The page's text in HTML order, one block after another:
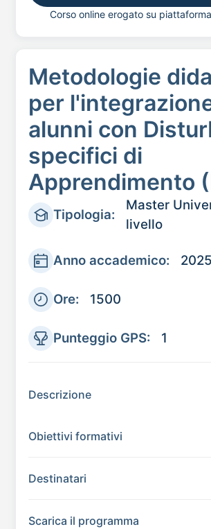
Corso online erogato su
Metodologie
per
alunni con
specifici di
Apprendimento
Tipologia:
Master
livello
Anno accademico:
Ore: 1500
Punteggio GPS: 1
Descrizione
Obiettivi formativi
Destinatari
Scarica il programma